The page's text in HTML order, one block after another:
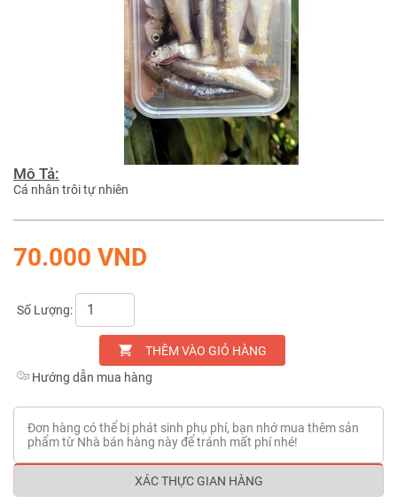
Mô Tả:
Cá nhân trôi tự nhiên
70.000 VND
Số Lượng:
THÊM VÀO GIỎ HÀNG
Hướng dẫn mua hàng
Đơn hàng có thể bị phát sinh phụ phí, bạn nhớ mua thêm sản
phẩm từ Nhà bán hàng này để tránh mất phí nhé!
XÁC THỰC GIAN HÀNG